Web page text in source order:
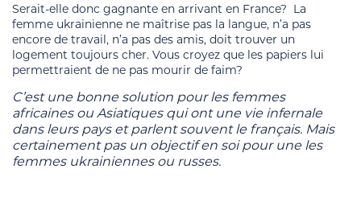
Serait-elle donc gagnante en arrivant en France? La
femme ukrainienne ne maîtrise pas la langue, n’a pas
encore de travail, n’a pas des amis, doit trouver un
logement toujours cher. Vous croyez que les papiers lui
permettraient de ne pas mourir de faim?
C’est une bonne solution pour les femmes
africaines ou Asiatiques qui ont une vie infernale
dans leurs pays et parlent souvent le français. Mais
certainement pas un objectif en soi pour une les
femmes ukrainiennes ou russes.